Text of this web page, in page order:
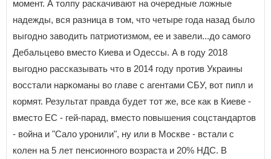
момент. А толпу раскачивают на очередные ложные
надежды, вся разница в том, что четыре года назад было
выгодно заводить патриотизмом, ее и завели...до самого
Дебальцево вместо Киева и Одессы. А в году 2018
выгодно рассказывать что в 2014 году против Украины
восстали наркоманы во главе с агентами СБУ, вот пипл и
кормят. Результат правда будет тот же, все как в Киеве -
вместо ЕС - гей-парад, вместо повышения соцстандартов
- война и "Сало уронили", ну или в Москве - встали с
колен на 5 лет пенсионного возраста и 20% НДС. В